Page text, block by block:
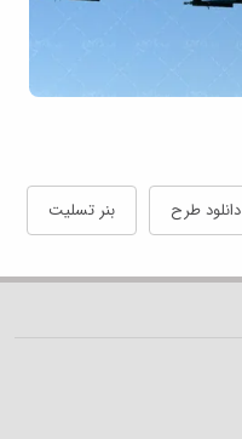
دانلود طرح بنر تسلیت